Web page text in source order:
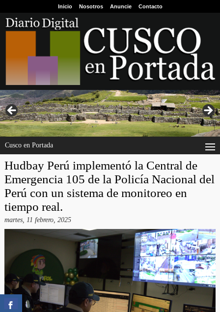
Inicio Nosotros Anuncie Contacto
Cusco en Portada
Hudbay Perú implementó la Central de
Emergencia 105 de la Policía Nacional del
Perú con un sistema de monitoreo en
tiempo real.
martes, 11 febrero, 2025